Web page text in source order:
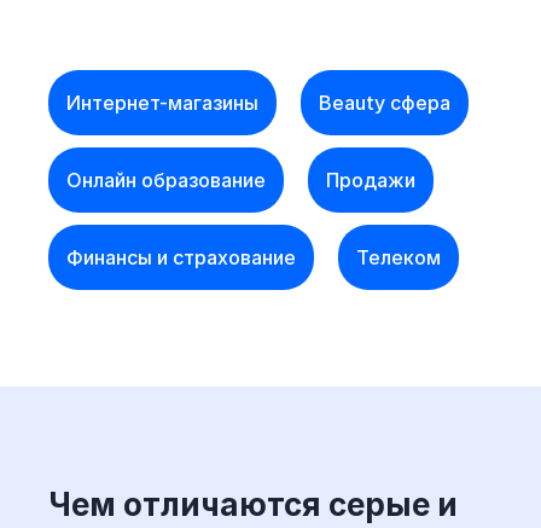
Интернет-магазины Beauty сфера
Онлайн образование Продажи
Финансы и страхование Телеком
Чем отличаются серые и